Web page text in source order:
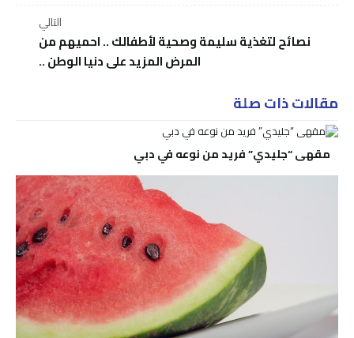
التالي
نصائح لتغذية سليمة وصحية لأطفالك .. احميهم من
المرض المزيد على دنيا الوطن ..
مقالات ذات صلة
مقهى “جليدي” فريد من نوعه في دبي